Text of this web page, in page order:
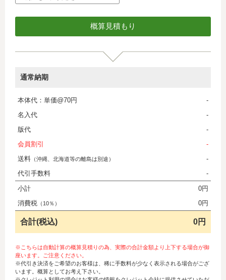
通常納期
本体代：単価@70円
-
名入代
-
版代
-
会員割引
-
送料 （沖縄、北海道等の離島は別途）
-
代引手数料
-
小計
0円
消費税 （10％） 0円
合計(税込) 0円
※こちらは自動計算の概算見積りの為、実際の合計金額より上下する場合が御
座います。ご注意ください。
※代引き決済をご希望のお客様は、稀に手数料が少なく表示される場合がござ
います。概算としてお考え下さい。